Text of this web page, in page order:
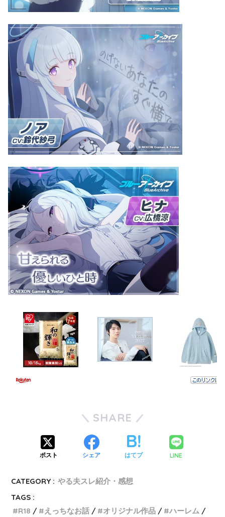
な時にやる夫まとめ
やる夫
エロ本棚
明日やる夫は馬鹿
やる夫
やる夫が慎二に憑依するようで
す【Fate】
【あんこ】やる
夫が憑依したり転生するようで
ライフに憧れるようになった
SHARE
ポスト シェア はてブ LINE
CATEGORY : やる夫スレ紹介・感想
TAGS :
R18
えっちなお話 オリジナル作品
ハーレム